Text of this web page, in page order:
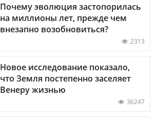
Почему эволюция застопорилась
на миллионы лет, прежде чем
внезапно возобновиться?
2313
Новое исследование показало,
что Земля постепенно заселяет
Венеру жизнью
36247